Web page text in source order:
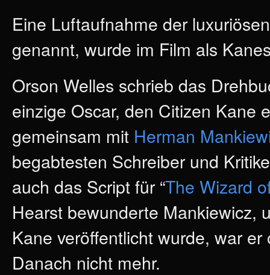
Eine Luftaufnahme der
genannt, wurde im Film als
Orson Welles schrieb das
einzige Oscar, den Citizen Kane
gemeinsam mit Herman
begabtesten Schreiber und
auch das Script für “The Wizard
Hearst bewunderte Mankiewicz,
Kane veröffentlicht wurde, war
Danach nicht mehr.